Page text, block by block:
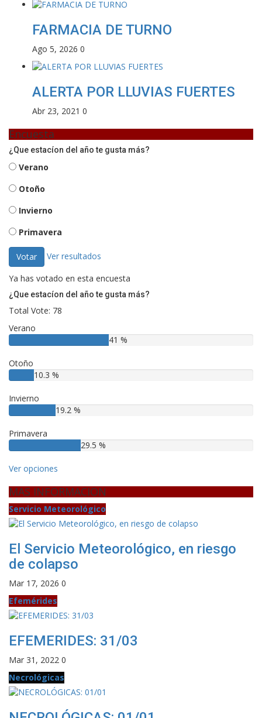
FARMACIA DE TURNO
Ago 5, 2026 0
ALERTA POR LLUVIAS FUERTES
Abr 23, 2021 0
Encuesta
¿Que estacíon del año te gusta más?
Verano
Otoño
Invierno
Primavera
Votar Ver resultados
Ya has votado en esta encuesta
¿Que estacíon del año te gusta más?
Total Vote: 78
Verano
41 %
Otoño
10.3 %
Invierno
19.2 %
Primavera
29.5 %
Ver opciones
MAS INFORMACION
Servicio Meteorológico
El Servicio Meteorológico, en riesgo
de colapso
Mar 17, 2026 0
Efemérides
EFEMERIDES: 31/03
Mar 31, 2022 0
Necrológicas